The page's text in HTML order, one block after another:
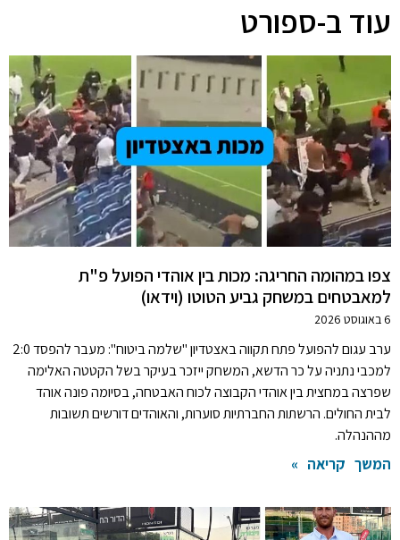
עוד ב-ספורט
צפו במהומה החריגה: מכות בין אוהדי הפועל פ"ת
למאבטחים במשחק גביע הטוטו (וידאו)
6 באוגוסט 2026
ערב עגום להפועל פתח תקווה באצטדיון "שלמה ביטוח": מעבר להפסד 2:0
למכבי נתניה על כר הדשא, המשחק ייזכר בעיקר בשל הקטטה האלימה
שפרצה במחצית בין אוהדי הקבוצה לכוח האבטחה, בסיומה פונה אוהד
לבית החולים. הרשתות החברתיות סוערות, והאוהדים דורשים תשובות
מההנהלה.
המשך קריאה »